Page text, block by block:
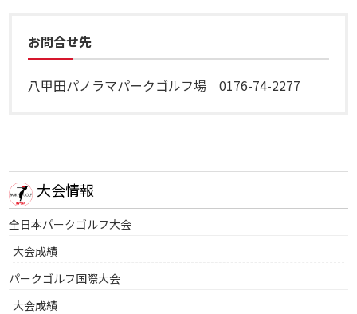
大会情報
全日本パークゴルフ大会
大会成績
パークゴルフ国際大会
大会成績
お問合せ先
八甲田パノラマパークゴルフ場 0176-74-2277